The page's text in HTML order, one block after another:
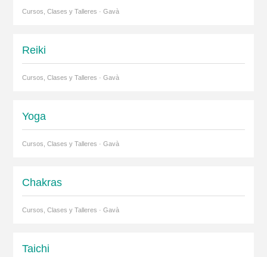
Cursos, Clases y Talleres · Gavà
Reiki
Cursos, Clases y Talleres · Gavà
Yoga
Cursos, Clases y Talleres · Gavà
Chakras
Cursos, Clases y Talleres · Gavà
Taichi